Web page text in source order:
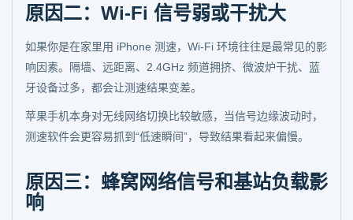
原因二：Wi-Fi 信号弱或干扰大
如果你是在家里用 iPhone 测速，Wi-Fi 环境往往是最常见的影
响因素。隔墙、远距离、2.4GHz 频道拥挤、微波炉干扰、蓝
牙设备过多，都会让测速结果变差。
苹果手机本身对无线网络切换比较敏感，当信号边缘波动时，
测速软件会更容易抓到“低速瞬间”，导致结果看起来偏慢。
原因三：蜂窝网络信号和基站负载影
响